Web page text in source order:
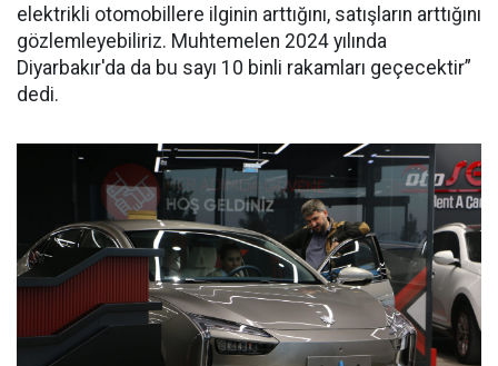
elektrikli otomobillere ilginin arttığını, satışların arttığını
gözlemleyebiliriz. Muhtemelen 2024 yılında
Diyarbakır'da da bu sayı 10 binli rakamları geçecektir”
dedi.